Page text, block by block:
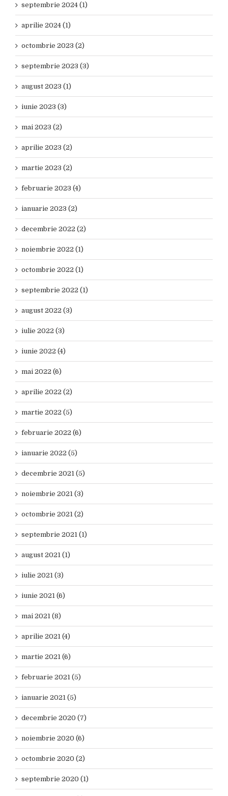
septembrie 2024 (1)
aprilie 2024 (1)
octombrie 2023 (2)
septembrie 2023 (3)
august 2023 (1)
iunie 2023 (3)
mai 2023 (2)
aprilie 2023 (2)
martie 2023 (2)
februarie 2023 (4)
ianuarie 2023 (2)
decembrie 2022 (2)
noiembrie 2022 (1)
octombrie 2022 (1)
septembrie 2022 (1)
august 2022 (3)
iulie 2022 (3)
iunie 2022 (4)
mai 2022 (6)
aprilie 2022 (2)
martie 2022 (5)
februarie 2022 (6)
ianuarie 2022 (5)
decembrie 2021 (5)
noiembrie 2021 (3)
octombrie 2021 (2)
septembrie 2021 (1)
august 2021 (1)
iulie 2021 (3)
iunie 2021 (6)
mai 2021 (8)
aprilie 2021 (4)
martie 2021 (6)
februarie 2021 (5)
ianuarie 2021 (5)
decembrie 2020 (7)
noiembrie 2020 (6)
octombrie 2020 (2)
septembrie 2020 (1)